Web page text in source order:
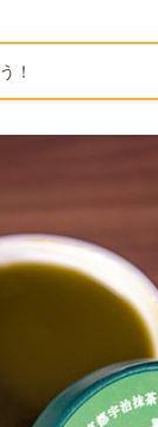
！